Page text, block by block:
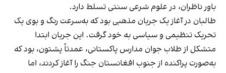
باور ناظران، در علوم شرعی سنتی تسلط دارد.
طالبان در آغاز یک جریان مذهبی بود که به‌سرعت رنگ و بوی یک
تحریک تنظیمی و سیاسی به خود گرفت. این جریان ابتدا
متشکل از طلاب جوان مدارس پاکستانی، عمدتاً پشتون، بود که
به‌صورت پراکنده از جنوب افغانستان جنگ را آغاز کردند، اما